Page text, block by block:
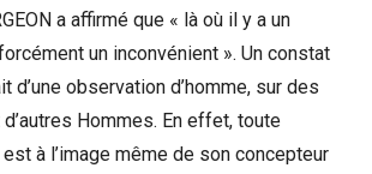
a affirmé que « là où il y a un
un inconvénient ». Un constat
d’une observation d’homme, sur des
Hommes. En effet, toute
à l’image même de son concepteur